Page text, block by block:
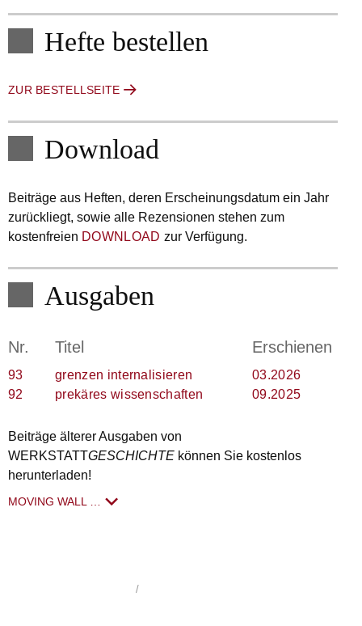
Hefte bestellen
ZUR BESTELLSEITE
Download
Beiträge aus Heften, deren Erscheinungsdatum ein Jahr
zurückliegt, sowie alle Rezensionen stehen zum
kostenfreien DOWNLOAD zur Verfügung.
Ausgaben
Nr. Titel Erschienen
93 grenzen internalisieren
03.2026
92
prekäres wissenschaften 09.2025
Beiträge älterer Ausgaben von
WERKSTATTGESCHICHTE können Sie kostenlos
herunterladen!
MOVING WALL …